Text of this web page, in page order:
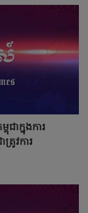
ាក្នុងការ
រូវការ